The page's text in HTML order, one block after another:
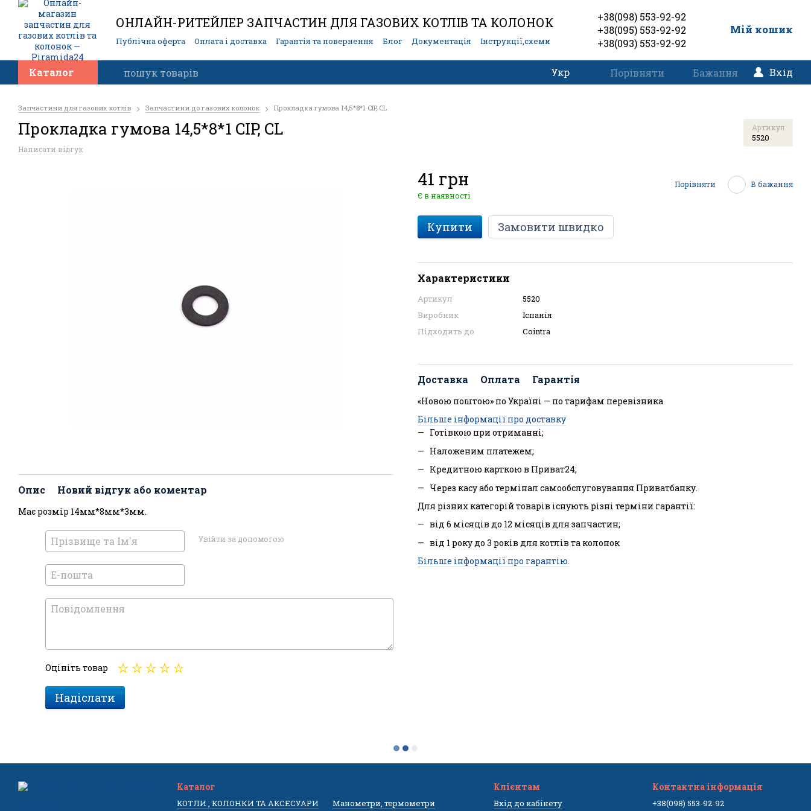
ОНЛАЙН-РИТЕЙЛЕР ЗАПЧАСТИН ДЛЯ ГАЗОВИХ КОТЛІВ ТА КОЛОНОК
Публічна оферта Оплата і доставка Гарантія та повернення Блог Документація
Інструкції,схеми
+38(098) 553-92-92
+38(095) 553-92-92
+38(093) 553-92-92
Мій кошик
Каталог Укр Порівняти Бажання Вхід
Запчастини для газових котлів Запчастини до газових колонок Прокладка гумова 14,5*8*1 CIP, CL
Прокладка гумова 14,5*8*1 CIP, CL Артикул
5520
Написати відгук
Опис Новий відгук або коментар
Має розмір 14мм*8мм*3мм.
Увійти за допомогою
Оцініть товар
Надіслати
41 грн
Є в наявності
Порівняти В бажання
Купити Замовити швидко
Характеристики
Артикул
5520
Виробник
Іспанія
Підходить до
Cointra
Доставка Оплата Гарантія
«Новою поштою» по Україні — по тарифам перевізника
Більше інформації про доставку
Готівкою при отриманні;
Наложеним платежем;
Кредитною карткою в Приват24;
Через касу або термінал самообслуговування Приватбанку.
Для різних категорій товарів існують різні терміни гарантії:
від 6 місяців до 12 місяців для запчастин;
від 1 року до 3 років для котлів та колонок
Більше інформації про гарантію.
Каталог
КОТЛИ , КОЛОНКИ ТА АКСЕСУАРИ Манометри, термометри
Клієнтам
Вхід до кабінету
Контактна інформація
+38(098) 553-92-92